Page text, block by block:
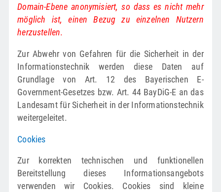
Domain-Ebene anonymisiert, so dass es nicht mehr
möglich ist, einen Bezug zu einzelnen Nutzern
herzustellen.
Zur Abwehr von Gefahren für die Sicherheit in der
Informationstechnik werden diese Daten auf
Grundlage von Art. 12 des Bayerischen E-
Government-Gesetzes bzw. Art. 44 BayDiG-E an das
Landesamt für Sicherheit in der Informationstechnik
weitergeleitet.
Cookies
Zur korrekten technischen und funktionellen
Bereitstellung dieses Informationsangebots
verwenden wir Cookies. Cookies sind kleine